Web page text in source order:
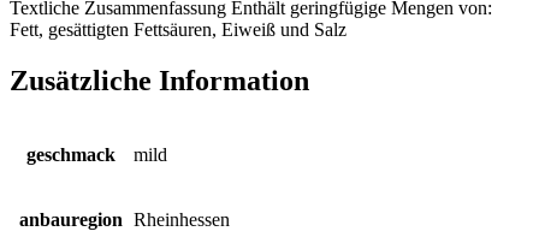
Textliche Zusammenfassung Enthält geringfügige Mengen von:
Fett, gesättigten Fettsäuren, Eiweiß und Salz
Zusätzliche Information
geschmack mild
anbauregion Rheinhessen